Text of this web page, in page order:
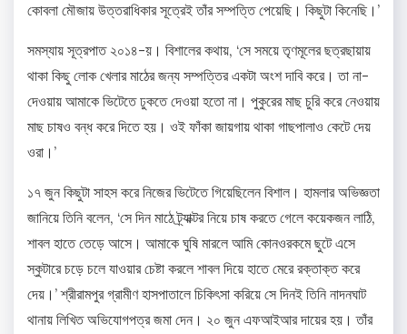
কোবলা মৌজায় উত্তরাধিকার সূত্রেই তাঁর সম্পত্তি পেয়েছি। কিছুটা কিনেছি।’
সমস্যায় সূত্রপাত ২০১৪-য়। বিশালের কথায়, ‘সে সময়ে তৃণমূলের ছত্রছায়ায়
থাকা কিছু লোক খেলার মাঠের জন্য সম্পত্তির একটা অংশ দাবি করে। তা না-
দেওয়ায় আমাকে ভিটেতে ঢুকতে দেওয়া হতো না। পুকুরের মাছ চুরি করে নেওয়ায়
মাছ চাষও বন্ধ করে দিতে হয়। ওই ফাঁকা জায়গায় থাকা গাছপালাও কেটে দেয়
ওরা।’
১৭ জুন কিছুটা সাহস করে নিজের ভিটেতে গিয়েছিলেন বিশাল। হামলার অভিজ্ঞতা
জানিয়ে তিনি বলেন, ‘সে দিন মাঠে ট্র্যাক্টর নিয়ে চাষ করতে গেলে কয়েকজন লাঠি,
শাবল হাতে তেড়ে আসে। আমাকে ঘুষি মারলে আমি কোনওরকমে ছুটে এসে
স্কুটারে চড়ে চলে যাওয়ার চেষ্টা করলে শাবল দিয়ে হাতে মেরে রক্তাক্ত করে
দেয়।’ শ্রীরামপুর গ্রামীণ হাসপাতালে চিকিৎসা করিয়ে সে দিনই তিনি নাদনঘাট
থানায় লিখিত অভিযোগপত্র জমা দেন। ২০ জুন এফআইআর দায়ের হয়। তাঁর